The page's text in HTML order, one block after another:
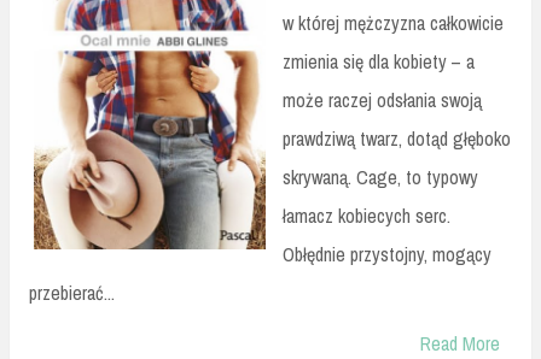
w której mężczyzna całkowicie
zmienia się dla kobiety – a
może raczej odsłania swoją
prawdziwą twarz, dotąd głęboko
skrywaną. Cage, to typowy
łamacz kobiecych serc.
Obłędnie przystojny, mogący
przebierać...
Read More